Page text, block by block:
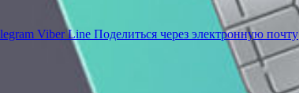
Viber Line Поделиться через электронную почту